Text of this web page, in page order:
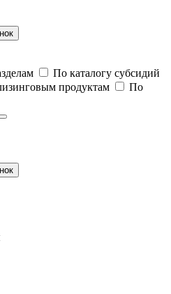
По каталогу субсидий
продуктам
По